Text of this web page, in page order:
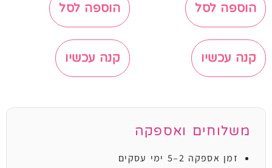
הוספה לסל
קנה עכשיו
הוספה לסל
קנה עכשיו
משלוחים ואספקה
זמן אספקה 2–5 ימי עסקים